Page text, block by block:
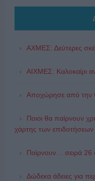
ΑΧΜΕΣ: Δεύτερες
ΑΙΧΜΕΣ: Καλοκαίρι
Αποχώρησε από την
Ποιοι θα παίρνουν
χάρτης των
Παίρνουν… σειρά 26
Δώδεκα άδειες για